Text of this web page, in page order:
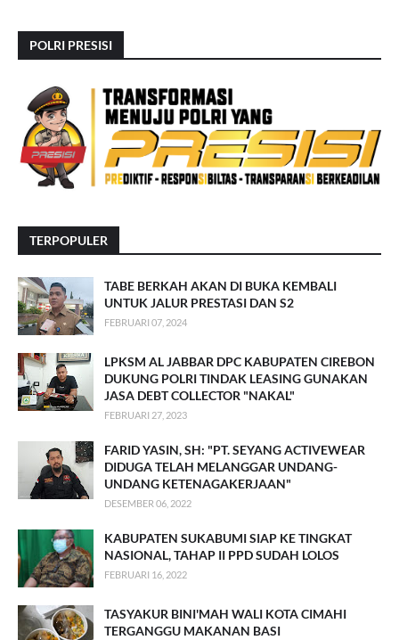
POLRI PRESISI
TERPOPULER
TABE BERKAH AKAN DI BUKA KEMBALI
UNTUK JALUR PRESTASI DAN S2
FEBRUARI 07, 2024
LPKSM AL JABBAR DPC KABUPATEN CIREBON
DUKUNG POLRI TINDAK LEASING GUNAKAN
JASA DEBT COLLECTOR "NAKAL"
FEBRUARI 27, 2023
FARID YASIN, SH: "PT. SEYANG ACTIVEWEAR
DIDUGA TELAH MELANGGAR UNDANG-
UNDANG KETENAGAKERJAAN"
DESEMBER 06, 2022
KABUPATEN SUKABUMI SIAP KE TINGKAT
NASIONAL, TAHAP II PPD SUDAH LOLOS
FEBRUARI 16, 2022
TASYAKUR BINI'MAH WALI KOTA CIMAHI
TERGANGGU MAKANAN BASI